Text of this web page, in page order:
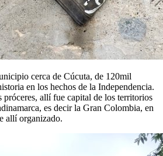
cerca de Cúcuta, de 120mil
en los hechos de la Independencia.
allí fue capital de los territorios
es decir la Gran Colombia, en
allí organizado.